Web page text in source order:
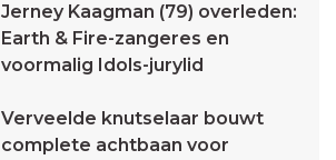
Jerney Kaagman (79) overleden:
Earth & Fire-zangeres en
voormalig Idols-jurylid
Verveelde knutselaar bouwt
complete achtbaan voor